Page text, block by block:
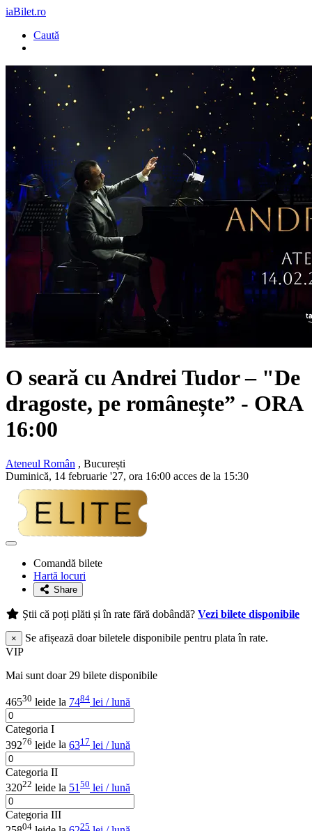
iaBilet.ro
Caută
O seară cuAndrei Tudor– "De
dragoste, pe românește” - ORA
16:00
Ateneul Român , București
Duminică, 14 februarie '27, ora 16:00 acces de la 15:30
Adaugă
favoriteComandă bilete
Hartă locuri
Share
Știi că poți plăti și în rate fără dobândă? Vezi bilete disponibile
×
Se afișează doar biletele disponibile pentru plata în rate.
VIP
Mai sunt doar 29 bilete disponibile
46530 leide la 7484 lei / lună
Categoria I
39276 leide la 6317 lei / lună
Categoria II
32022 leide la 51 50 lei / lună
Categoria III
04 25